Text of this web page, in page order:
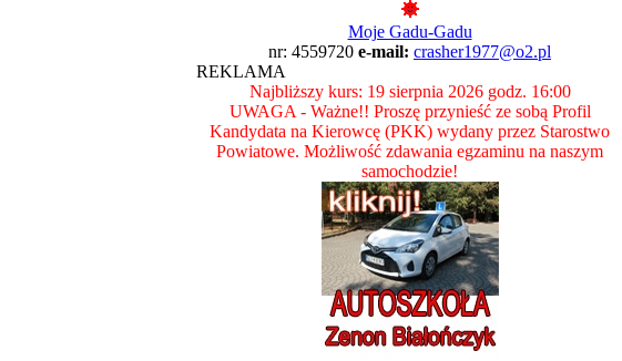
Moje Gadu-Gadu
nr: 4559720 e-mail: crasher1977@o2.pl
REKLAMA
Najbliższy kurs: 19 sierpnia 2026 godz. 16:00
UWAGA - Ważne!! Proszę przynieść ze sobą Profil
Kandydata na Kierowcę (PKK) wydany przez Starostwo
Powiatowe. Możliwość zdawania egzaminu na naszym
samochodzie!